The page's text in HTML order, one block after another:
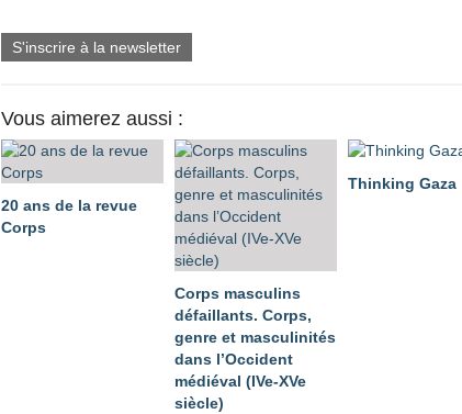
S'inscrire à la newsletter
Vous aimerez aussi :
20 ans de la revue
Corps
Corps masculins
défaillants. Corps,
genre et masculinités
dans l’Occident
médiéval (IVe-XVe
siècle)
Thinking Gaza